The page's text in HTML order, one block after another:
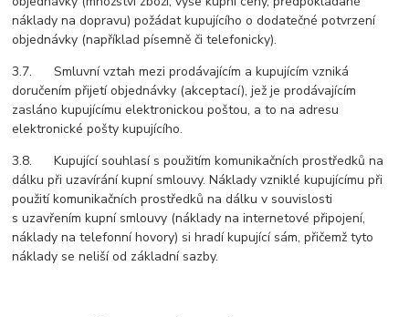
náklady na dopravu) požádat kupujícího o dodatečné potvrzení
objednávky (například písemně či telefonicky).
3.7. Smluvní vztah mezi prodávajícím a kupujícím vzniká
doručením přijetí objednávky (akceptací), jež je prodávajícím
zasláno kupujícímu elektronickou poštou, a to na adresu
elektronické pošty kupujícího.
3.8. Kupující souhlasí s použitím komunikačních prostředků na
dálku při uzavírání kupní smlouvy. Náklady vzniklé kupujícímu při
použití komunikačních prostředků na dálku v souvislosti
s uzavřením kupní smlouvy (náklady na internetové připojení,
náklady na telefonní hovory) si hradí kupující sám, přičemž tyto
náklady se neliší od základní sazby.